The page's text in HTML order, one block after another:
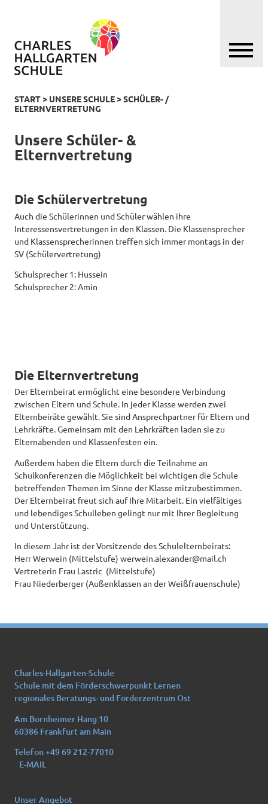
START> UNSERE SCHULE>SCHÜLER- /
ELTERNVERTRETUNG
Unsere Schüler- &
Elternvertretung
Die Schülervertretung
Auch die Schülerinnen und Schüler wählen ihre
Interessensvertretungen in den Klassen. Die Klassensprecher
und Klassensprecherinnen treffen sich immer montags in der
SV (Schülervertretung)
Schulsprecher 1: Hussein
Schulsprecher 2: Amin
Die Elternvertretung
Der Elternbeirat ermöglicht eine besondere Verbindung
zwischen Eltern und Schule. In jeder Klasse werden zwei
Elternbeiräte gewählt. Sie sind Ansprechpartner für Eltern und
Lehrkräfte. Gemeinsam mit den Lehrkräften laden sie zu
Elternabenden und Klassenfesten ein.
Außerdem haben die Eltern durch die Teilnahme an
Schulkonferenzen die Möglichkeit bei wichtigen die Schule
betreffenden Themen im Sinne der Klasse mitzubestimmen.
Der Elternbeirat freut sich auf Ihre Mitarbeit. Ein vielfältiges
und lebendiges Schulleben gelingt nur mit Ihrer Begleitung
und Unterstützung.
In diesem Jahr ist der Vorsitzende des Schulelternbeirats:
Herr Werwein (Mittelstufe) werwein.alexander@mail.ch
Vertreterin Frau Lastric (Mittelstufe)
Frau Niederberger (Außenklassen an der Weißfrauenschule)
Charles-Hallgarten-Schule
Schule mit dem Förderschwerpunkt Lernen
regionales Beratungs- und Förderzentrum Ost
Am Bornheimer Hang 10
60386 Frankfurt am Main
Telefon +49 69 212-77010
E-MAIL
Unser Angebot